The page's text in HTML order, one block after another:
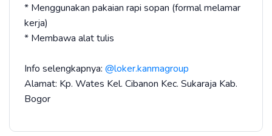
* Menggunakan pakaian rapi sopan (formal melamar
kerja)
* Membawa alat tulis
Info selengkapnya: @loker.kanmagroup
Alamat: Kp. Wates Kel. Cibanon Kec. Sukaraja Kab.
Bogor